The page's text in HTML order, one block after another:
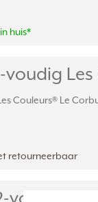
huis*
voudig
Couleurs® Le
retourneerbaar